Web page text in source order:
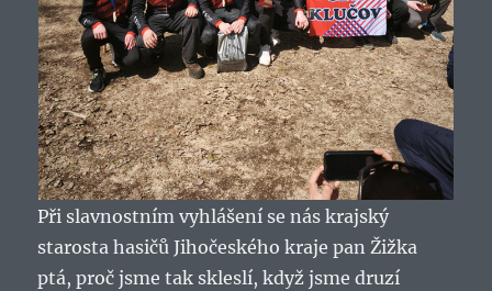
Při slavnostním vyhlášení se nás krajský
starosta hasičů Jihočeského kraje pan Žižka
ptá, proč jsme tak skleslí, když jsme druzí